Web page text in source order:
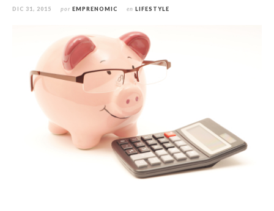
DIC 31, 2015 por EMPRENOMIC en LIFESTYLE